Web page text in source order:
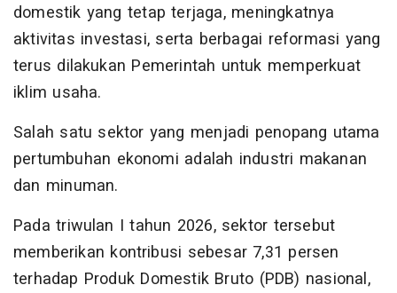
domestik yang tetap terjaga, meningkatnya
aktivitas investasi, serta berbagai reformasi yang
terus dilakukan Pemerintah untuk memperkuat
iklim usaha.
Salah satu sektor yang menjadi penopang utama
pertumbuhan ekonomi adalah industri makanan
dan minuman.
Pada triwulan I tahun 2026, sektor tersebut
memberikan kontribusi sebesar 7,31 persen
terhadap Produk Domestik Bruto (PDB) nasional,